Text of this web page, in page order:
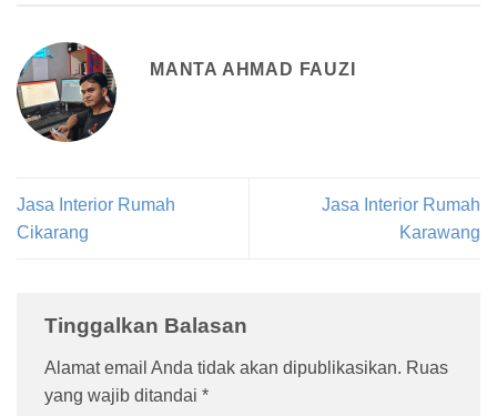
MANTA AHMAD FAUZI
Jasa Interior Rumah
Cikarang
Jasa Interior Rumah
Karawang
Tinggalkan Balasan
Alamat email Anda tidak akan dipublikasikan. Ruas
yang wajib ditandai *